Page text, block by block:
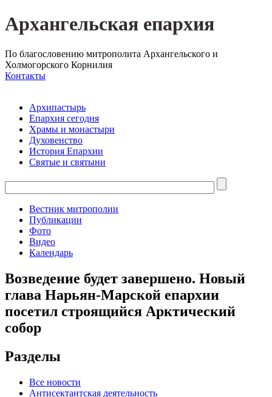
Архангельская епархия
По благословению митрополита Архангельского и
Холмогорского Корнилия
Контакты
Архипастырь
Епархия сегодня
Храмы и монастыри
Духовенство
История Епархии
Святые и святыни
Вестник митрополии
Публикации
Фото
Видео
Календарь
Возведение будет завершено. Новый
глава Нарьян-Марской епархии
посетил строящийся Арктический
собор
Разделы
Все новости
Антисектантская деятельность